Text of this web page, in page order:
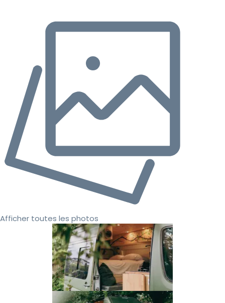
Afficher toutes les photos